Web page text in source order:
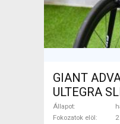
GIANT
ULTEGRA
használt
Állapot
Fokozatok elöl
2